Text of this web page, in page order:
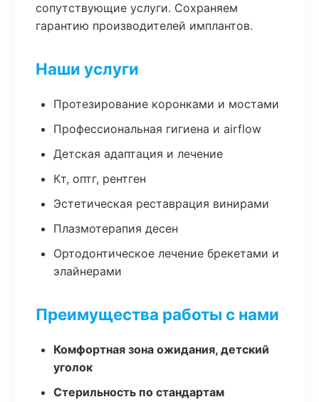
сопутствующие услуги. Сохраняем
гарантию производителей имплантов.
Наши услуги
Протезирование коронками и мостами
Профессиональная гигиена и airflow
Детская адаптация и лечение
Кт, оптг, рентген
Эстетическая реставрация винирами
Плазмотерапия десен
Ортодонтическое лечение брекетами и
элайнерами
Преимущества работы с нами
Комфортная зона ожидания, детский
уголок
Стерильность по стандартам